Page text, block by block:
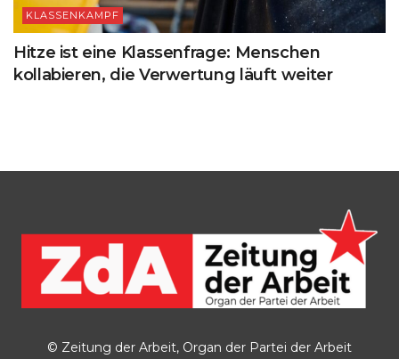
KLASSENKAMPF
Hitze ist eine Klassenfrage: Menschen
kollabieren, die Verwertung läuft weiter
© Zeitung der Arbeit, Organ der Partei der Arbeit